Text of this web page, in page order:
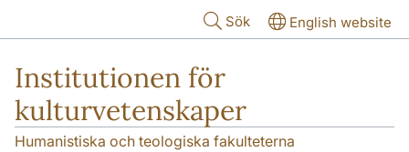
Sök English website
Institutionen för
kulturvetenskaper
Humanistiska och teologiska fakulteterna